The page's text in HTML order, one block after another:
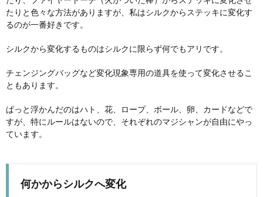
たりと色々な方法がありますが、私はシルクからステッキに変化す
るのが一番好きです。
シルクから変化するものはシルクに限らず何でもアリです。
チェンジングバッグなど変化現象専用の道具を使って変化させるこ
ともあります。
ぱっと浮かんだのはハト、花、ロープ、ボール、卵、カードなどで
すが、特にルールはないので、それぞれのマジシャンが自由にやっ
ています。
何かからシルクへ変化